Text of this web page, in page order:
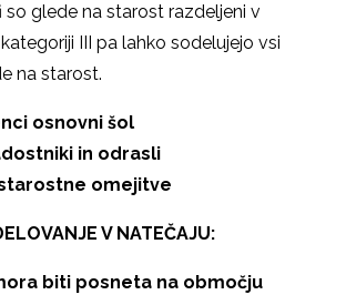
glede na starost razdeljeni v
III pa lahko sodelujejo vsi
na starost.
osnovni šol
in odrasli
omejitve
V NATEČAJU:
biti posneta na območju